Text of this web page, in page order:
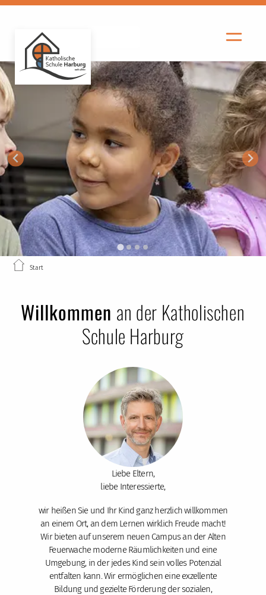
Start
Willkommen an der Katholischen
Schule Harburg
Liebe Eltern,
liebe Interessierte,
wir heißen Sie und Ihr Kind ganz herzlich willkommen
an einem Ort, an dem Lernen wirklich Freude macht!
Wir bieten auf unserem neuen Campus an der Alten
Feuerwache moderne Räumlichkeiten und eine
Umgebung, in der jedes Kind sein volles Potenzial
entfalten kann. Wir ermöglichen eine exzellente
Bildung und gezielte Förderung der sozialen,